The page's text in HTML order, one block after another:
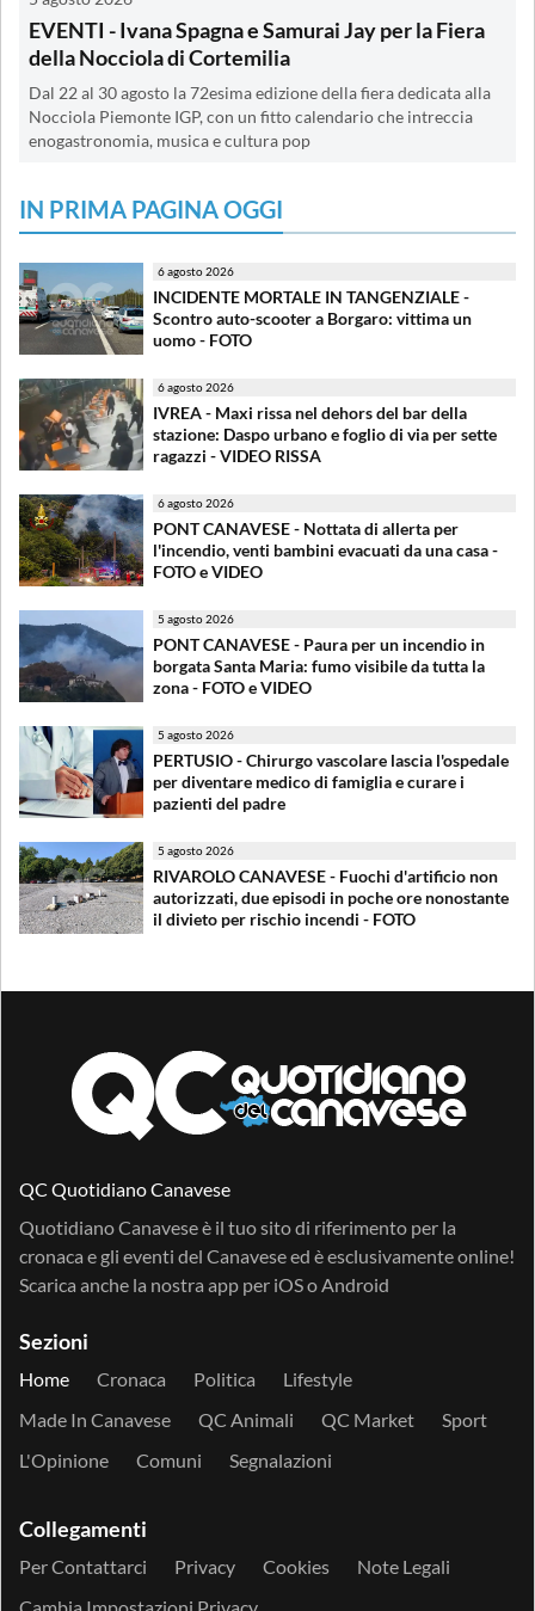
EVENTI - Ivana Spagna e Samurai Jay per la Fiera
della Nocciola di Cortemilia
Dal 22 al 30 agosto la 72esima edizione della fiera dedicata alla
Nocciola Piemonte IGP, con un fitto calendario che intreccia
enogastronomia, musica e cultura pop
IN PRIMA PAGINA OGGI
6 agosto 2026
INCIDENTE MORTALE IN TANGENZIALE -
Scontro auto-scooter a Borgaro: vittima un
uomo - FOTO
6 agosto 2026
IVREA - Maxi rissa nel dehors del bar della
stazione: Daspo urbano e foglio di via per sette
ragazzi - VIDEO RISSA
6 agosto 2026
PONT CANAVESE - Nottata di allerta per
l'incendio, venti bambini evacuati da una casa -
FOTO e VIDEO
5 agosto 2026
PONT CANAVESE - Paura per un incendio in
borgata Santa Maria: fumo visibile da tutta la
zona - FOTO e VIDEO
5 agosto 2026
PERTUSIO - Chirurgo vascolare lascia l'ospedale
per diventare medico di famiglia e curare i
pazienti del padre
5 agosto 2026
RIVAROLO CANAVESE - Fuochi d'artificio non
autorizzati, due episodi in poche ore nonostante
il divieto per rischio incendi - FOTO
QC Quotidiano Canavese
Quotidiano Canavese è il tuo sito di riferimento per la
cronaca e gli eventi del Canavese ed è esclusivamente online!
Scarica anche la nostra app per iOSo Android
Sezioni
Home Cronaca Politica
Lifestyle
Made In Canavese
QC Animali QC Market
Sport
L'Opinione
Comuni Segnalazioni
Collegamenti
Per Contattarci Privacy Cookies
Note Legali
Cambia Impostazioni Privacy